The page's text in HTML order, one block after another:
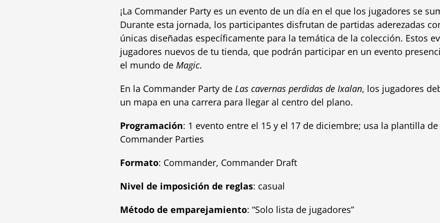
¡La Commander Party es un evento de un día en el que los jugadores se
Durante esta jornada, los participantes disfrutan de partidas aderezadas
únicas diseñadas específicamente para la temática de la colección. Estos
jugadores nuevos de tu tienda, que podrán participar en un evento
el mundo de Magic.
En la Commander Party de Las cavernas perdidas de Ixalan, los jugadores
un mapa en una carrera para llegar al centro del plano.
Programación: 1 evento entre el 15 y el 17 de diciembre; usa la plantilla
Commander Parties
Formato: Commander, Commander Draft
Nivel de imposición de reglas: casual
Método de emparejamiento: “Solo lista de jugadores”